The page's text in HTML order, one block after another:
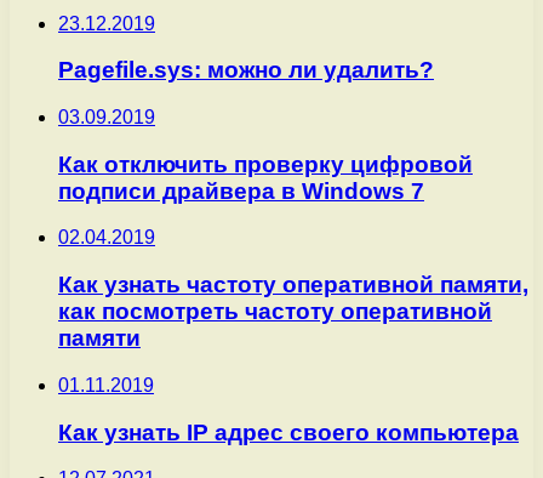
23.12.2019
Pagefile.sys: можно ли удалить?
03.09.2019
Как отключить проверку цифровой
подписи драйвера в Windows 7
02.04.2019
Как узнать частоту оперативной памяти,
как посмотреть частоту оперативной
памяти
01.11.2019
Как узнать IP адрес своего компьютера